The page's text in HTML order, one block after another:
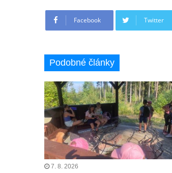
Facebook Twitter
Podobné články
7. 8. 2026